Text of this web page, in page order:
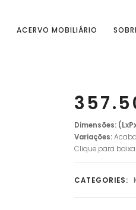
ACERVO MOBILIÁRIO
Dimensões:
Variações:
Clique para
CATEGORIES: